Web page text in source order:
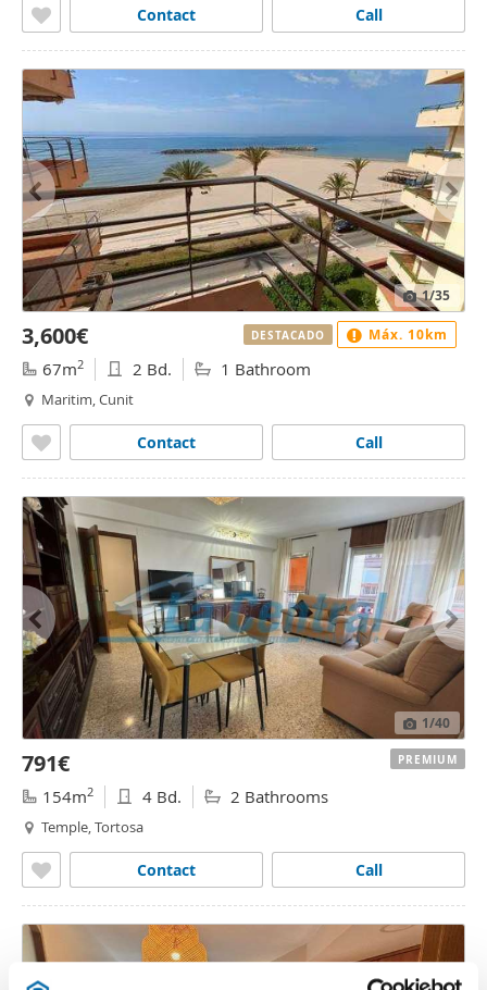
Call
Contact
1/35
3,600€
67m2 2 Bd. 1 Bathroom
Maritim, Cunit
Call
Contact
DESTACADO Máx. 10km
1/40
791€
154m2 4 Bd. 2 Bathrooms
Temple, Tortosa
Call
Contact
PREMIUM